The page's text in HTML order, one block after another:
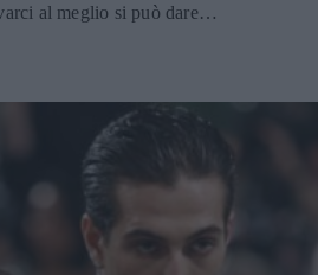
al meglio si può dare